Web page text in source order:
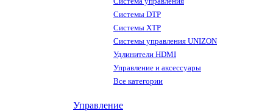
Системы DTP
Системы XTP
Системы управления UNIZON
Удлинители HDMI
Управление и аксессуары
Все категории
Управление